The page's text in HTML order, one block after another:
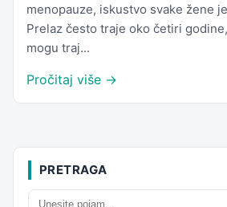
menopauze, iskustvo svake žene
Prelaz često traje oko četiri
mogu traj...
Pročitaj više →
PRETRAGA